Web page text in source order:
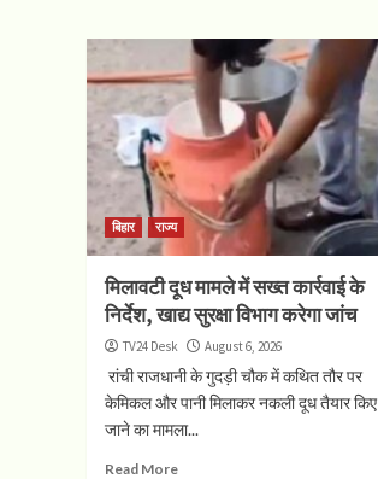
बिहार राज्य
मिलावटी दूध मामले में सख्त कार्रवाई के
निर्देश, खाद्य सुरक्षा विभाग करेगा जांच
TV24 Desk August 6, 2026
रांची राजधानी के गुदड़ी चौक में कथित तौर पर
केमिकल और पानी मिलाकर नकली दूध तैयार किए
जाने का मामला...
Read More